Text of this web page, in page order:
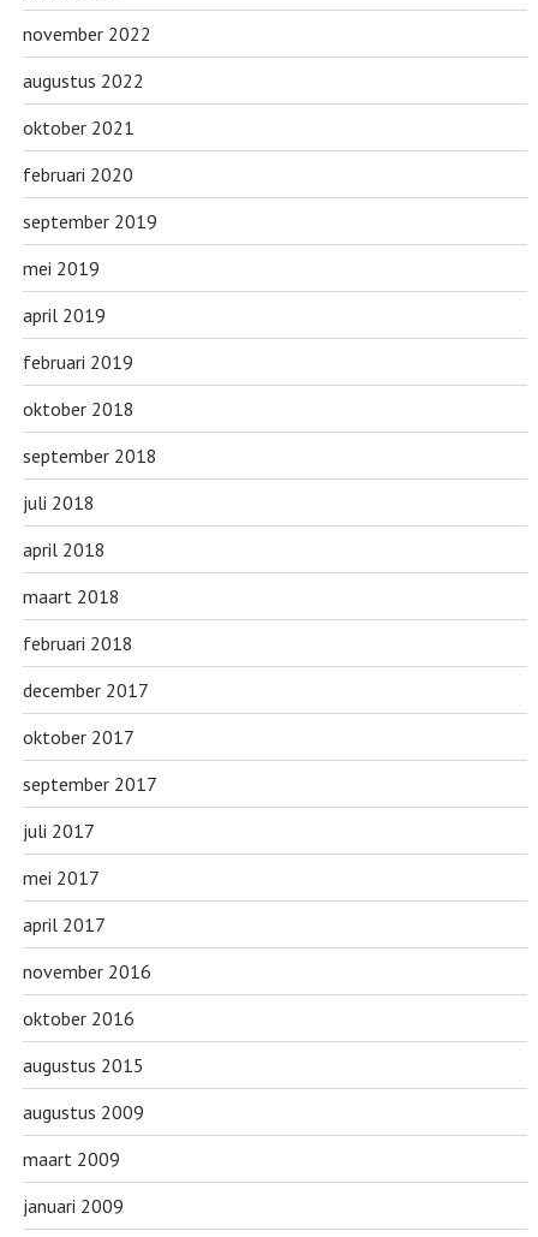
november 2022
augustus 2022
oktober 2021
februari 2020
september 2019
mei 2019
april 2019
februari 2019
oktober 2018
september 2018
juli 2018
april 2018
maart 2018
februari 2018
december 2017
oktober 2017
september 2017
juli 2017
mei 2017
april 2017
november 2016
oktober 2016
augustus 2015
augustus 2009
maart 2009
januari 2009